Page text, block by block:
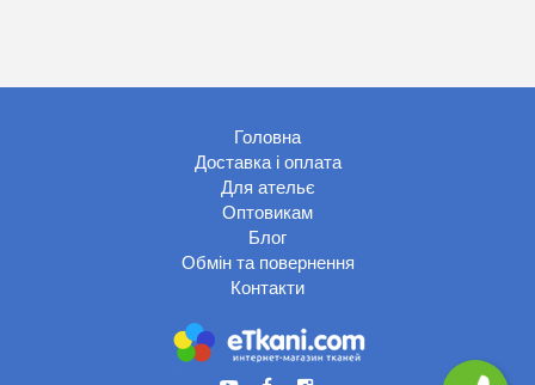
Головна
Доставка і оплата
Для ательє
Оптовикам
Блог
Обмін та повернення
Контакти